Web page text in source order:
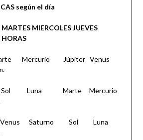
según el día
MARTES MIERCOLES JUEVES
HORAS
Mercurio Júpiter Venus
Sol Luna Marte Mercurio
Venus Saturno Sol Luna